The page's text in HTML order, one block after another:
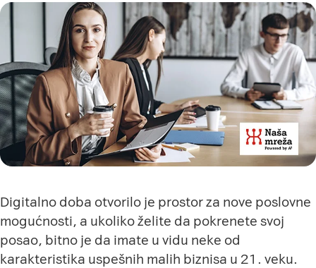
Digitalno doba otvorilo je prostor za nove poslovne
mogućnosti, a ukoliko želite da pokrenete svoj
posao, bitno je da imate u vidu neke od
karakteristika uspešnih malih biznisa u 21. veku.